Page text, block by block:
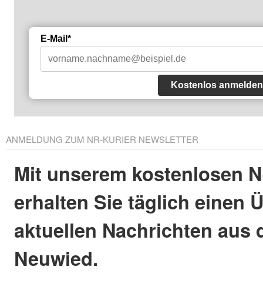
E-Mail*
Kostenlos anmelden
ANMELDUNG ZUM NR-KURIER NEWSLETTER
Mit unserem kostenlosen
erhalten Sie täglich einen
aktuellen Nachrichten aus
Neuwied.